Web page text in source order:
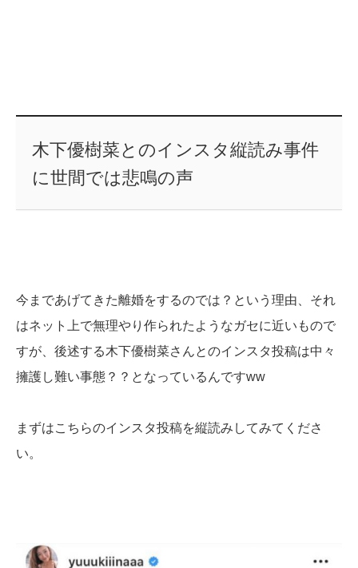
木下優樹菜とのインスタ縦読み事件
に世間では悲鳴の声
今まであげてきた離婚をするのでは？という理由、それ
はネット上で無理やり作られたようなガセに近いもので
すが、後述する木下優樹菜さんとのインスタ投稿は中々
擁護し難い事態？？となっているんですww
まずはこちらのインスタ投稿を縦読みしてみてくださ
い。